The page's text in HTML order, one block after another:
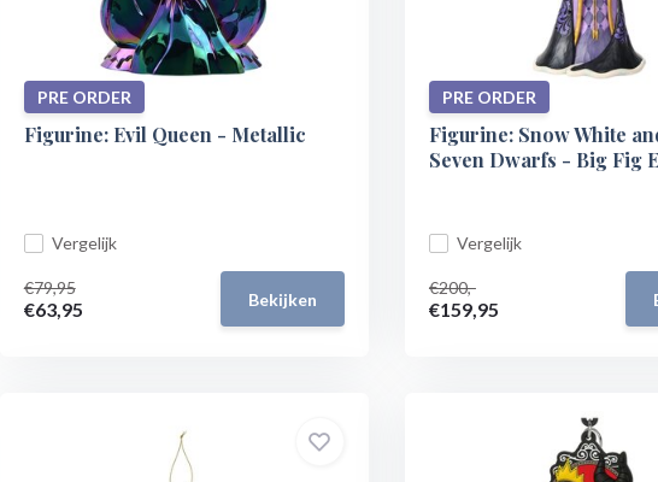
PRE ORDER
Figurine: Evil Queen - Metallic
Vergelijk
€79,95
€63,95 Bekijken
PRE ORDER
Figurine: Snow White
Seven Dwarfs - Big Fig
Vergelijk
€200,-
€159,95